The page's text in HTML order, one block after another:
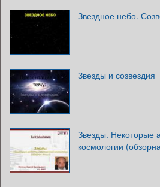
Звездное небо.
Звезды и созвездия
Звезды. Некоторые
космологии